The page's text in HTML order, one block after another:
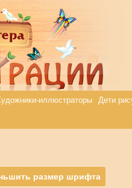
иллюстраторы Дети
размер шрифта